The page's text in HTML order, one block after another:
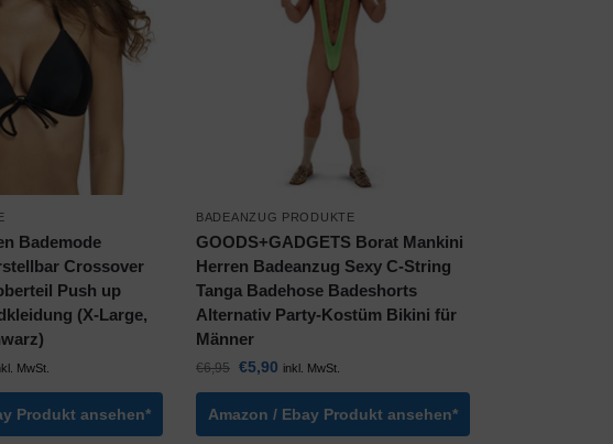
Bademode
Crossover
Push up
(X-Large,
MwSt.
Produkt ansehen*
BADEANZUG PRODUKTE
GOODS+GADGETS Borat Mankini
Herren Badeanzug Sexy C-String
Tanga Badehose Badeshorts
Alternativ Party-Kostüm Bikini für
Männer
€6,95 €5,90 inkl. MwSt.
Amazon / Ebay Produkt ansehen*